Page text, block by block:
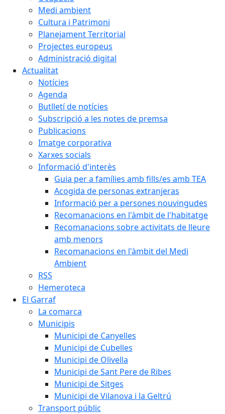
Medi ambient
Cultura i Patrimoni
Planejament Territorial
Projectes europeus
Administració digital
Actualitat
Notícies
Agenda
Butlletí de notícies
Subscripció a les notes de premsa
Publicacions
Imatge corporativa
Xarxes socials
Informació d'interès
Guia per a famílies amb fills/es amb TEA
Acogida de personas extranjeras
Informació per a persones nouvingudes
Recomanacions en l'àmbit de l'habitatge
Recomanacions sobre activitats de lleure
amb menors
Recomanacions en l'àmbit del Medi
Ambient
RSS
Hemeroteca
El Garraf
La comarca
Municipis
Municipi de Canyelles
Municipi de Cubelles
Municipi de Olivella
Municipi de Sant Pere de Ribes
Municipi de Sitges
Municipi de Vilanova i la Geltrú
Transport públic